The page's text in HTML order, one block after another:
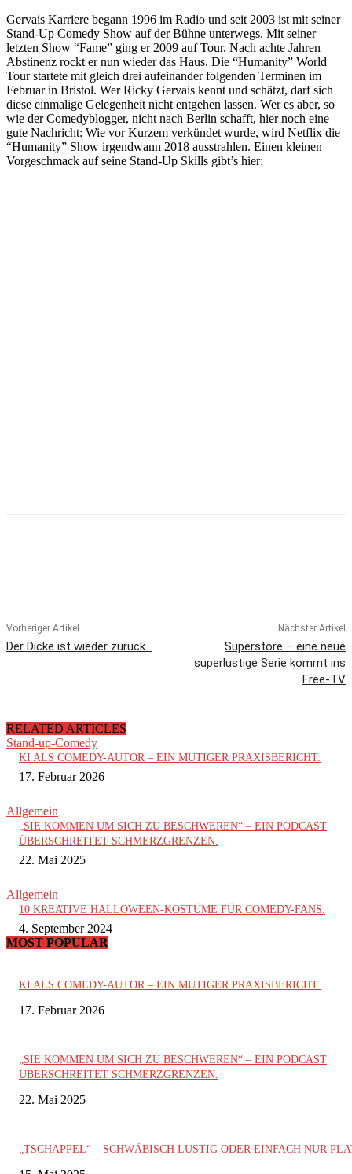
Gervais Karriere begann 1996 im Radio und seit 2003 ist mit seiner
Stand-Up Comedy Show auf der Bühne unterwegs. Mit seiner
letzten Show “Fame” ging er 2009 auf Tour. Nach achte Jahren
Abstinenz rockt er nun wieder das Haus. Die “Humanity” World
Tour startete mit gleich drei aufeinander folgenden Terminen im
Februar in Bristol. Wer Ricky Gervais kennt und schätzt, darf sich
diese einmalige Gelegenheit nicht entgehen lassen. Wer es aber, so
wie der Comedyblogger, nicht nach Berlin schafft, hier noch eine
gute Nachricht: Wie vor Kurzem verkündet wurde, wird Netflix die
“Humanity” Show irgendwann 2018 ausstrahlen. Einen kleinen
Vorgeschmack auf seine Stand-Up Skills gibt’s hier:
Vorheriger Artikel
Der Dicke ist wieder zurück…
Nächster Artikel
Superstore – eine neue
superlustige Serie kommt ins
Free-TV
RELATED ARTICLES
Stand-up-Comedy
KI ALS COMEDY-AUTOR – EIN MUTIGER PRAXISBERICHT.
17. Februar 2026
Allgemein
„SIE KOMMEN UM SICH ZU BESCHWEREN“ – EIN PODCAST
ÜBERSCHREITET SCHMERZGRENZEN.
22. Mai 2025
Allgemein
10 KREATIVE HALLOWEEN-KOSTÜME FÜR COMEDY-FANS.
4. September 2024
MOST POPULAR
KI ALS COMEDY-AUTOR – EIN MUTIGER PRAXISBERICHT.
17. Februar 2026
„SIE KOMMEN UM SICH ZU BESCHWEREN“ – EIN PODCAST
ÜBERSCHREITET SCHMERZGRENZEN.
22. Mai 2025
„TSCHAPPEL“ – SCHWÄBISCH LUSTIG ODER EINFACH NUR